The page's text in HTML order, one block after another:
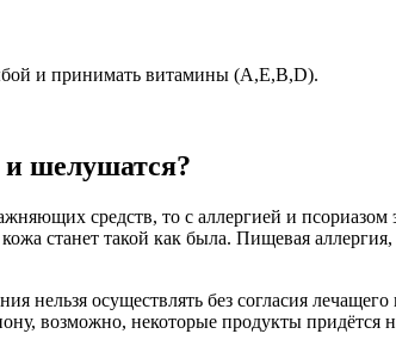
и принимать витамины (А,Е,В,D).
и шелушатся?
средств, то с аллергией и псориазом
станет такой как была. Пищевая
осуществлять без согласия лечащего
возможно, некоторые продукты придётся